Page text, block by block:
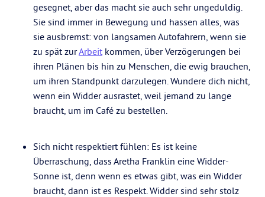
gesegnet, aber das macht sie auch sehr ungeduldig.
Sie sind immer in Bewegung und hassen alles, was
sie ausbremst: von langsamen Autofahrern, wenn sie
zu spät zurArbeit kommen, über Verzögerungen bei
ihren Plänen bis hin zu Menschen, die ewig brauchen,
um ihren Standpunkt darzulegen. Wundere dich nicht,
wenn ein Widder ausrastet, weil jemand zu lange
braucht, um im Café zu bestellen.
Sich nicht respektiert fühlen: Es ist keine
Überraschung, dass Aretha Franklin eine Widder-
Sonne ist, denn wenn es etwas gibt, was ein Widder
braucht, dann ist es Respekt. Widder sind sehr stolz